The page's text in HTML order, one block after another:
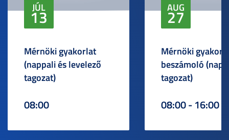
JÚL
13
Mérnöki gyakorlat
(nappali és levelező
tagozat)
08:00
AUG
27
Mérnöki
beszámoló
tagozat)
08:00 - 16:00